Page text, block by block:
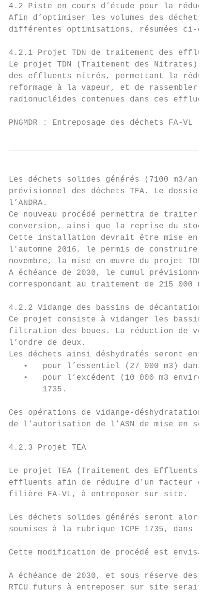
4.2 Piste en cours d’étude pour la
Afin d’optimiser les volumes des déchets
différentes optimisations, résumées ci-
4.2.1 Projet TDN de traitement des
Le projet TDN (Traitement des Nitrates)
des effluents nitrés, permettant la
reformage à la vapeur, et de rassembler
radionucléides contenues dans ces
PNGMDR : Entreposage des déchets FA-
Les déchets solides générés (7100 m3/
prévisionnel des déchets TFA. Le dossier
l’ANDRA.
Ce nouveau procédé permettra de traiter
conversion, ainsi que la reprise du stock
Cette installation devrait être mise en
l’automne 2016, le permis de construire
novembre, la mise en œuvre du projet TDN de
A échéance de 2030, le cumul prévisionnel
correspondant au traitement de 215 000
4.2.2 Vidange des bassins de décantation
Ce projet consiste à vidanger les bassins
filtration des boues. La réduction de
l’ordre de deux.
Les déchets ainsi déshydratés seront
•   pour l’essentiel (27 000 m3) dans
•   pour l’excédent (10 000 m3
       1735.
Ces opérations de vidange-déshydratation
de l’autorisation de l’ASN de mise en
4.2.3 Projet TEA
Le projet TEA (Traitement des Effluents
effluents afin de réduire d’un facteur
filière FA-VL, à entreposer sur site.
Les déchets solides générés seront alors
soumises à la rubrique ICPE 1735, dans
Cette modification de procédé est
A échéance de 2030, et sous réserve des
RTCU futurs à entreposer sur site serait